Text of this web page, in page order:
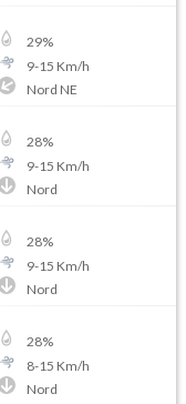
29%
9-15 Km/h
Nord NE
28%
9-15 Km/h
Nord
28%
9-15 Km/h
Nord
28%
8-15 Km/h
Nord